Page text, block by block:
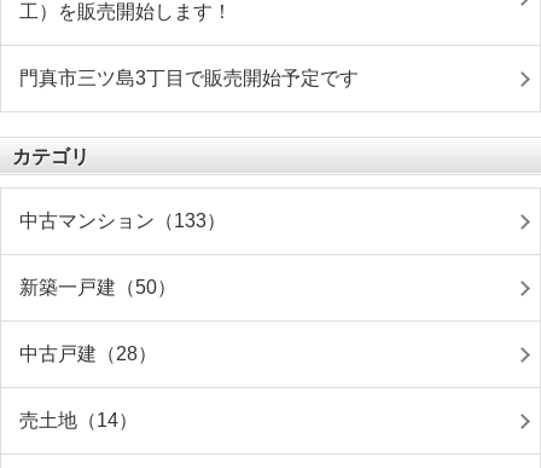
工）を販売開始します！
門真市三ツ島3丁目で販売開始予定です
カテゴリ
中古マンション（133）
新築一戸建（50）
中古戸建（28）
売土地（14）